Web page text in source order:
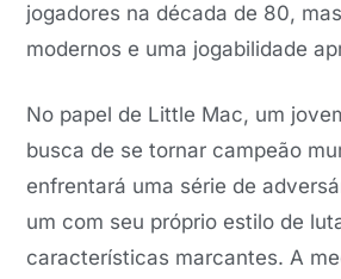
jogadores na década de 80,
modernos e uma jogabilidade
No papel de Little Mac, um
busca de se tornar campeão
enfrentará uma série de
um com seu próprio estilo de
características marcantes. A